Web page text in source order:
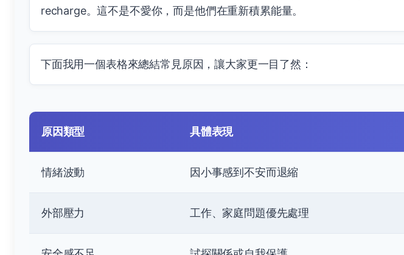
recharge。這不是不愛你，而是他們在重新積累能量。
下面我用一個表格來總結常見原因，讓大家更一目了然：
原因類型 具體表現
情緒波動 因小事感到不安而退縮
外部壓力 工作、家庭問題優先處理